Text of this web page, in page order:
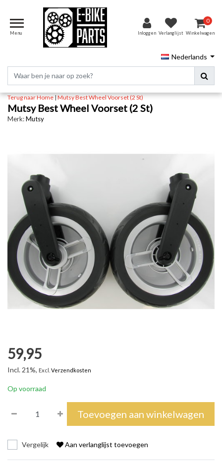
Menu Inloggen Verlanglijst
0
Winkelwagen
Nederlands
Terug naar Home|Mutsy Best Wheel Voorset (2 St)
Mutsy Best Wheel Voorset (2 St)
Merk:Mutsy
59,95
Incl. 21%, Excl. Verzendkosten
Op voorraad
Toevoegen aan winkelwagen
Vergelijk Aan verlanglijst toevoegen